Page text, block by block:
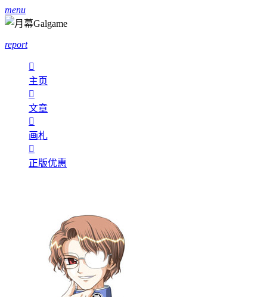
menu
report

主页

文章

画札

正版优惠